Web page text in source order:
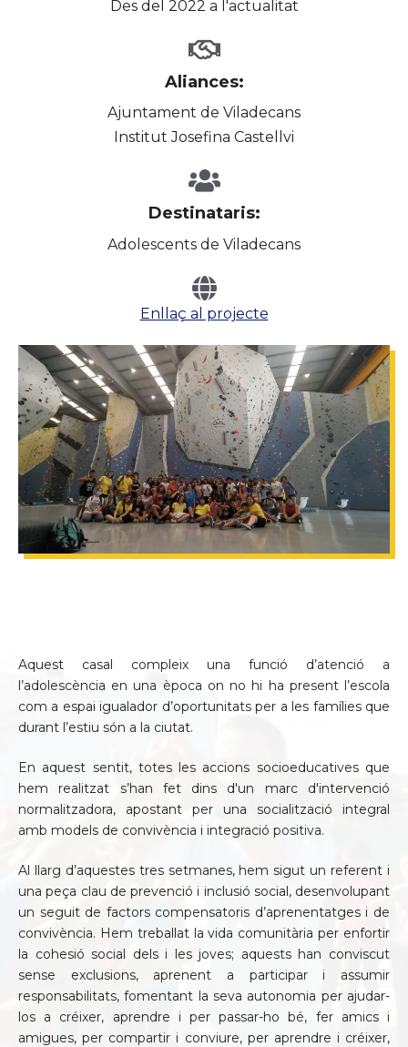
Des del 2022 a l'actualitat
Aliances:
Ajuntament de Viladecans
Institut Josefina Castellvi
Destinataris:
Adolescents de Viladecans
Enllaç al projecte
Aquest casal compleix una funció d’atenció a
l’adolescència en una època on no hi ha present l’escola
com a espai igualador d’oportunitats per a les famílies que
durant l’estiu són a la ciutat.
En aquest sentit, totes les accions socioeducatives que
hem realitzat s’han fet dins d'un marc d'intervenció
normalitzadora, apostant per una socialització integral
amb models de convivència i integració positiva.
Al llarg d’aquestes tres setmanes, hem sigut un referent i
una peça clau de prevenció i inclusió social, desenvolupant
un seguit de factors compensatoris d’aprenentatges i de
convivència. Hem treballat la vida comunitària per enfortir
la cohesió social dels i les joves; aquests han conviscut
sense exclusions, aprenent a participar i assumir
responsabilitats, fomentant la seva autonomia per ajudar-
los a créixer, aprendre i per passar-ho bé, fer amics i
amigues, per compartir i conviure, per aprendre i créixer,